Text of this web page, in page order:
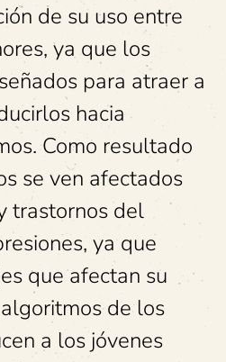
de su uso entre
ya que los
para atraer a
hacia
Como resultado
se ven afectados
trastornos del
ya que
que afectan su
de los
a los jóvenes